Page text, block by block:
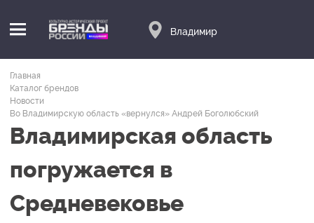
Владимир
Главная
Каталог брендов
Новости
Во Владимирскую область «вернулся» Андрей Боголюбский
Владимирская область
погружается в
Средневековье